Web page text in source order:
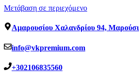
Μετάβαση σε περιεχόμενο
Αμαρουσίου Χαλανδρίου 94, Μαρούσι
info@vkpremium.com
+302106835560